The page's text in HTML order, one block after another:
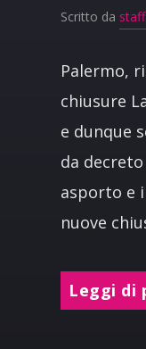
Scritto da staff
Palermo,
chiusure
e dunque
da
asporto e
nuove
Leggi di